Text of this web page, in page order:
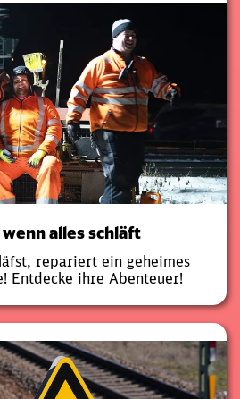
alles schläft
repariert ein geheimes
Entdecke ihre Abenteuer!